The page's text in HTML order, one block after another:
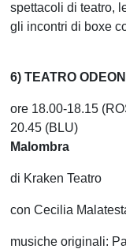
spettacoli di teatro,
gli incontri di boxe
6) TEATRO ODEON
ore 18.00-18.15
20.45 (BLU)
Malombra
di Kraken Teatro
con Cecilia
musiche originali: